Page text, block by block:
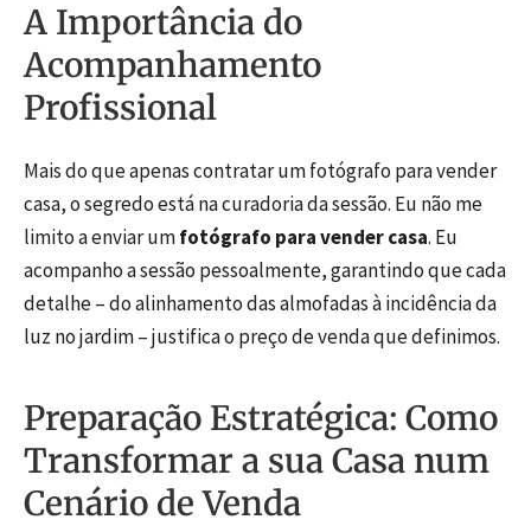
A Importância do
Acompanhamento
Profissional
Mais do que apenas contratar um fotógrafo para vender
casa, o segredo está na curadoria da sessão. Eu não me
limito a enviar umfotógrafo para vender casa. Eu
acompanho a sessão pessoalmente, garantindo que cada
detalhe – do alinhamento das almofadas à incidência da
luz no jardim – justifica o preço de venda que definimos.
Preparação Estratégica: Como
Transformar a sua Casa num
Cenário de Venda